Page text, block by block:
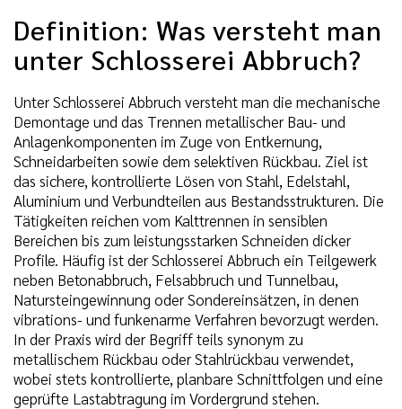
Definition: Was versteht man
unter Schlosserei Abbruch?
Unter Schlosserei Abbruch versteht man die mechanische
Demontage und das Trennen metallischer Bau- und
Anlagenkomponenten im Zuge von Entkernung,
Schneidarbeiten sowie dem selektiven Rückbau. Ziel ist
das sichere, kontrollierte Lösen von Stahl, Edelstahl,
Aluminium und Verbundteilen aus Bestandsstrukturen. Die
Tätigkeiten reichen vom Kalttrennen in sensiblen
Bereichen bis zum leistungsstarken Schneiden dicker
Profile. Häufig ist der Schlosserei Abbruch ein Teilgewerk
neben Betonabbruch, Felsabbruch und Tunnelbau,
Natursteingewinnung oder Sondereinsätzen, in denen
vibrations- und funkenarme Verfahren bevorzugt werden.
In der Praxis wird der Begriff teils synonym zu
metallischem Rückbau oder Stahlrückbau verwendet,
wobei stets kontrollierte, planbare Schnittfolgen und eine
geprüfte Lastabtragung im Vordergrund stehen.